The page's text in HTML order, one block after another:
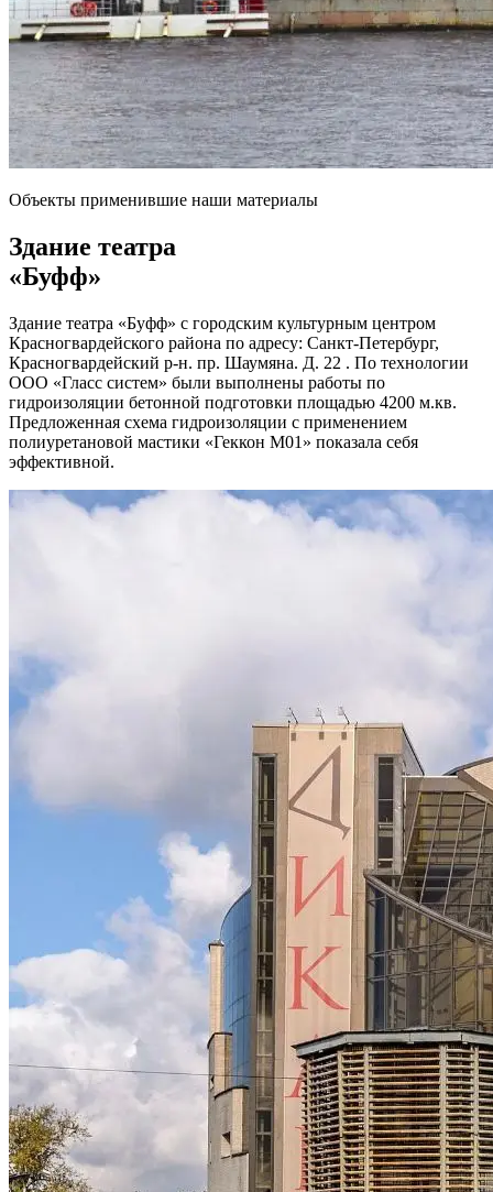
Объекты применившие наши материалы
Здание театра
«Буфф»
Здание театра «Буфф» с городским культурным центром
Красногвардейского района по адресу: Санкт-Петербург,
Красногвардейский р-н. пр. Шаумяна. Д. 22 . По технологии
ООО «Гласс систем» были выполнены работы по
гидроизоляции бетонной подготовки площадью 4200 м.кв.
Предложенная схема гидроизоляции с применением
полиуретановой мастики «Геккон М01» показала себя
эффективной.